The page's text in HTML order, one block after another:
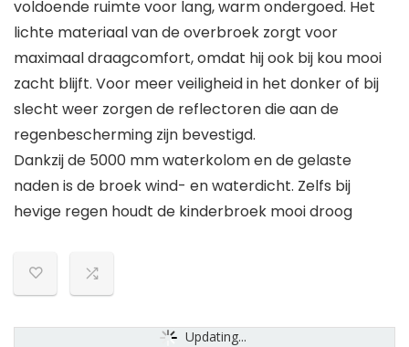
voldoende ruimte voor lang, warm ondergoed. Het
lichte materiaal van de overbroek zorgt voor
maximaal draagcomfort, omdat hij ook bij kou mooi
zacht blijft. Voor meer veiligheid in het donker of bij
slecht weer zorgen de reflectoren die aan de
regenbescherming zijn bevestigd.
Dankzij de 5000 mm waterkolom en de gelaste
naden is de broek wind- en waterdicht. Zelfs bij
hevige regen houdt de kinderbroek mooi droog
Updating...